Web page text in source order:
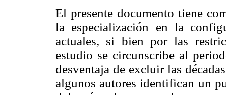
El presente documento tiene
la especialización en la
actuales, si bien por las
estudio se circunscribe al
desventaja de excluir las
algunos autores identifican un